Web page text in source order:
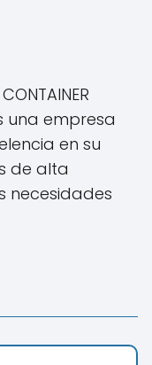
una empresa
en su
de alta
necesidades